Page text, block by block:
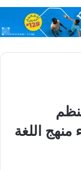
منهج اللغة